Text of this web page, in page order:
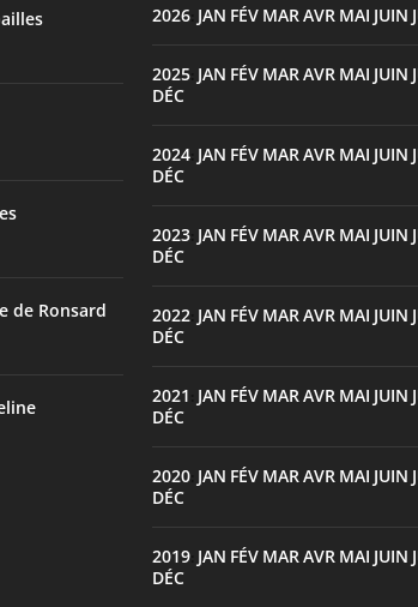
de Ronsard
2026: JAN FÉV MAR AVR MAI JUIN
2025: JAN FÉV MAR AVR MAI JUIN
DÉC
2024: JAN FÉV MAR AVR MAI JUIN
DÉC
2023: JAN FÉV MAR AVR MAI JUIN
DÉC
2022: JAN FÉV MAR AVR MAI JUIN
DÉC
2021 JAN FÉV MAR AVR MAI JUIN
DÉC
2020: JAN FÉV MAR AVR MAI JUIN
DÉC
2019: JAN FÉV MAR AVR MAI JUIN
DÉC